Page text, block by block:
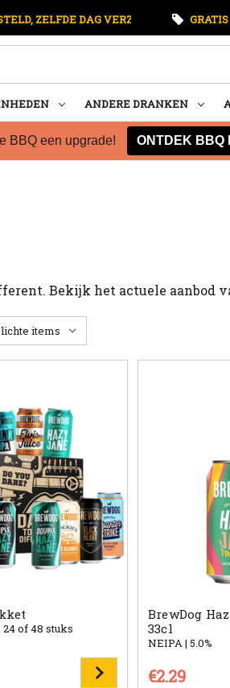
ZELFDE DAG VERZONDEN
ANDERE DRANKEN
BBQ een upgrade! ONTDEK BBQ
Bekijk het actuele aanbod
24 of 48 stuks
BrewDog
33cl
NEIPA | 5.0%
€2.29